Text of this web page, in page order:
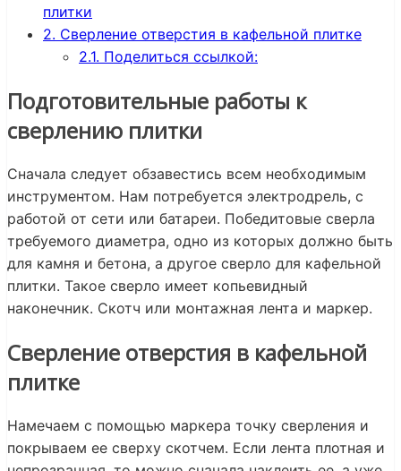
плитки
2. Сверление отверстия в кафельной плитке
2.1. Поделиться ссылкой:
Подготовительные работы к
сверлению плитки
Сначала следует обзавестись всем необходимым
инструментом. Нам потребуется электродрель, с
работой от сети или батареи. Победитовые сверла
требуемого диаметра, одно из которых должно быть
для камня и бетона, а другое сверло для кафельной
плитки. Такое сверло имеет копьевидный
наконечник. Скотч или монтажная лента и маркер.
Сверление отверстия в кафельной
плитке
Намечаем с помощью маркера точку сверления и
покрываем ее сверху скотчем. Если лента плотная и